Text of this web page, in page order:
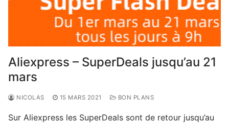
Aliexpress – SuperDeals jusqu’au 21
mars
NICOLAS 15 MARS 2021 BON PLANS
Sur Aliexpress les SuperDeals sont de retour jusqu’au